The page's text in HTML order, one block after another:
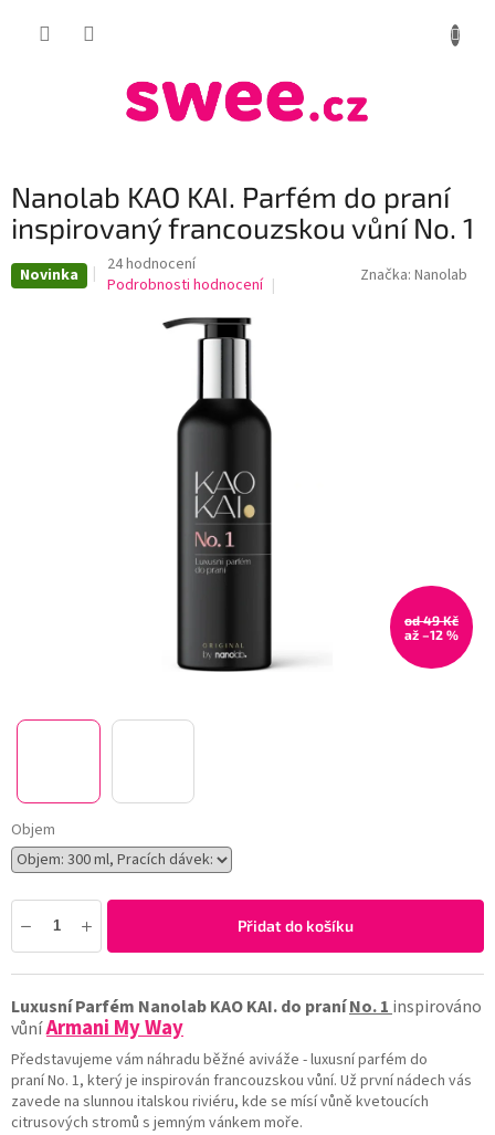
Nanolab KAO KAI. Parfém do praní
inspirovaný francouzskou vůní No. 1
Novinka
Průměrné
hodnocení
24 hodnocení
Podrobnosti hodnocení
Značka: Nanolab
od 49 Kč
až –12 %
Objem
Přidat do košíku
Luxusní Parfém Nanolab KAO KAI. do praníNo. 1 inspirováno
vůníArmani My Way
Představujeme vám náhradu běžné aviváže - luxusní parfém do
praní No. 1, který je inspirován francouzskou vůní. Už první nádech vás
zavede na slunnou italskou riviéru, kde se mísí vůně kvetoucích
citrusových stromů s jemným vánkem moře.